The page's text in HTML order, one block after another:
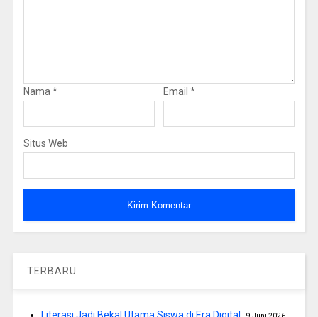
Nama* Email *
Situs Web
TERBARU